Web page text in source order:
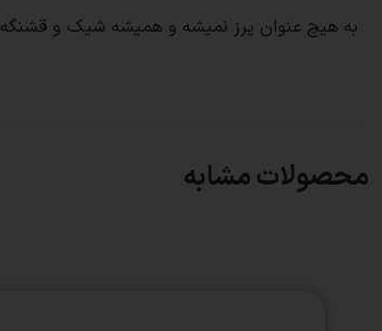
به هیچ عنوان پرز نمیشه و همیشه شیک و قشنگه
محصولات مشابه